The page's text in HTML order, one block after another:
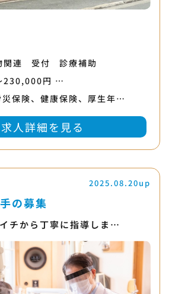
関連
受付
診療補助
230,000円 …
保険、健康保険、厚生年…
求人詳細を見る
2025.08.20up
の募集
チから丁寧に指導しま…